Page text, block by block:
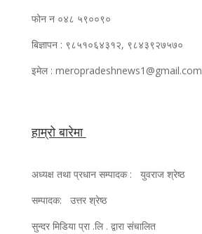
फोन न ०४८ ५९००९०
बिज्ञापन : ९८५१०६४३१२, ९८४३९२७५७०
इमेल : meropradeshnews1@gmail.com
हाम्रो बारेमा
अध्यक्ष तथा प्रधान सम्पादक : युवराज श्रेष्ठ
सम्पादक: उत्तर श्रेष्ठ
सुन्दर मिडिया प्रा .लि . द्वारा संचालित